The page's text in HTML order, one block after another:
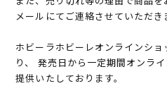
メールにてご連絡させていただき
ホビーラホビーレオンラインシ
り、 発売日から一定期間オンラ
提供いたしております。